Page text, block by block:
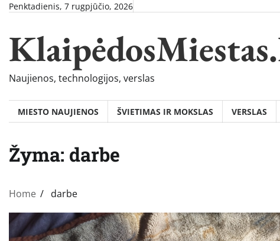
Skip
content
Penktadienis, 7 rugpjūčio, 2026
Naujienos, technologijos, verslas
MIESTO NAUJIENOS ŠVIETIMAS IR MOKSLAS VERSLAS
Žyma: darbe
Home darbe